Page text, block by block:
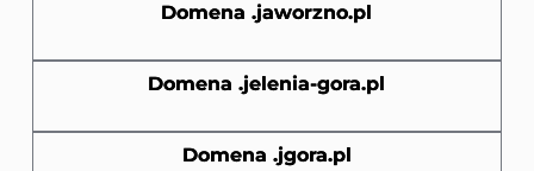
Domena .jaworzno.pl
Domena .jelenia-gora.pl
Domena .jgora.pl